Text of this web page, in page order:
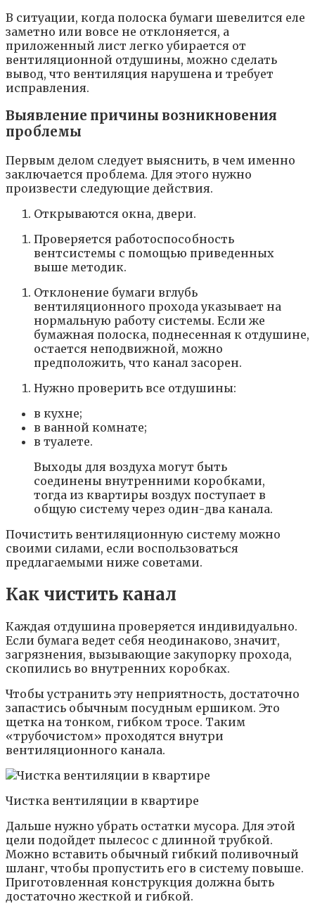
В ситуации, когда полоска бумаги шевелится еле
заметно или вовсе не отклоняется, а
приложенный лист легко убирается от
вентиляционной отдушины, можно сделать
вывод, что вентиляция нарушена и требует
исправления.
Выявление причины возникновения
проблемы
Первым делом следует выяснить, в чем именно
заключается проблема. Для этого нужно
произвести следующие действия.
Открываются окна, двери.
Проверяется работоспособность
вентсистемы с помощью приведенных
выше методик.
Отклонение бумаги вглубь
вентиляционного прохода указывает на
нормальную работу системы. Если же
бумажная полоска, поднесенная к отдушине,
остается неподвижной, можно
предположить, что канал засорен.
Нужно проверить все отдушины:
в кухне;
в ванной комнате;
в туалете.
Выходы для воздуха могут быть
соединены внутренними коробками,
тогда из квартиры воздух поступает в
общую систему через один-два канала.
Почистить вентиляционную систему можно
своими силами, если воспользоваться
предлагаемыми ниже советами.
Как чистить канал
Каждая отдушина проверяется индивидуально.
Если бумага ведет себя неодинаково, значит,
загрязнения, вызывающие закупорку прохода,
скопились во внутренних коробках.
Чтобы устранить эту неприятность, достаточно
запастись обычным посудным ершиком. Это
щетка на тонком, гибком тросе. Таким
«трубочистом» проходятся внутри
вентиляционного канала.
Чистка вентиляции в квартире
Дальше нужно убрать остатки мусора. Для этой
цели подойдет пылесос с длинной трубкой.
Можно вставить обычный гибкий поливочный
шланг, чтобы пропустить его в систему повыше.
Приготовленная конструкция должна быть
достаточно жесткой и гибкой.